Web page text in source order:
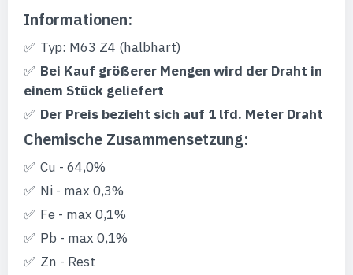
Bildgalerie
springen
Informationen:
Typ: M63 Z4 (halbhart)
Bei Kauf größerer Mengen wird der Draht in
einem Stück geliefert
Der Preis bezieht sich auf 1 lfd. Meter Draht
Chemische Zusammensetzung:
Cu - 64,0%
Ni - max 0,3%
Fe - max 0,1%
Pb - max 0,1%
Zn - Rest